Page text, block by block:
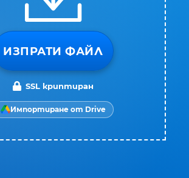
ИЗПРАТИ ФАЙЛ
SSL криптиран
Импортиране от Drive